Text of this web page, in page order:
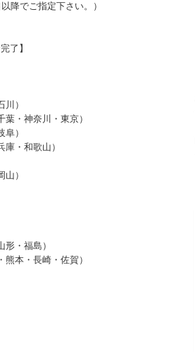
でご指定下さい。）
了】
）
神奈川・東京）
）
和歌山）
）
・福島）
・長崎・佐賀）